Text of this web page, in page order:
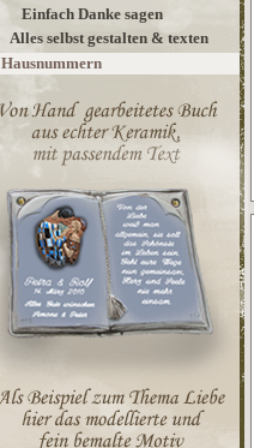
Einfach Danke sagen
Alles selbst gestalten & texten
Hausnummern